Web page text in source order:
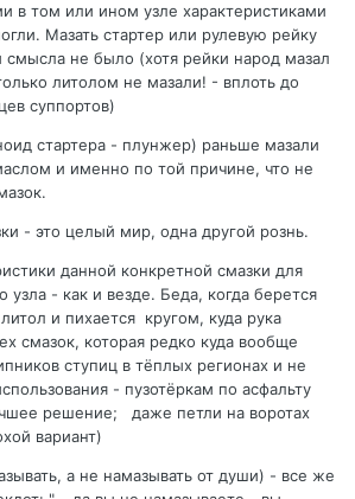
в том или ином узле характеристиками
Мазать стартер или рулевую рейку
не было (хотя рейки народ мазал
литолом не мазали! - вплоть до
суппортов)
стартера - плунжер) раньше мазали
и именно по той причине, что не
- это целый мир, одна другой рознь.
данной конкретной смазки для
узла - как и везде. Беда, когда берется
и пихается кругом, куда рука
смазок, которая редко куда вообще
ступиц в тёплых регионах и не
- пузотёркам по асфальту
решение; даже петли на воротах
вариант)
а не намазывать от души) - все же